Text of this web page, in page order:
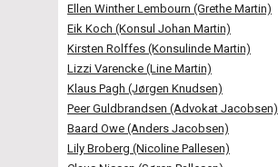
Ellen Winther Lembourn (Grethe Martin)
Eik Koch (Konsul Johan Martin)
Kirsten Rolffes (Konsulinde Martin)
Lizzi Varencke (Line Martin)
Klaus Pagh (Jørgen Knudsen)
Peer Guldbrandsen (Advokat Jacobsen)
Baard Owe (Anders Jacobsen)
Lily Broberg (Nicoline Pallesen)